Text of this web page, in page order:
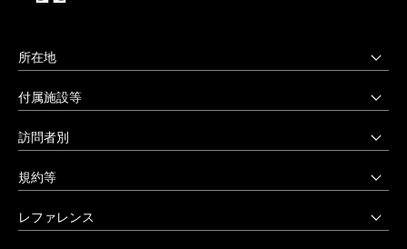
所在地
上野毛キャンパス
〒158-8558 東京都世田谷区上野毛3-15-34
03-3702-1141（代）
八王子キャンパス
付属施設等
多摩美術大学図書館
多摩美術大学美術館
アートテーク
アートアーカイヴセンター
訪問者別
受験生の方へ
受験上の配慮をご希望の方へ
在学生の方へ
規約等
公益通報窓口
非常時の対応
レファレンス